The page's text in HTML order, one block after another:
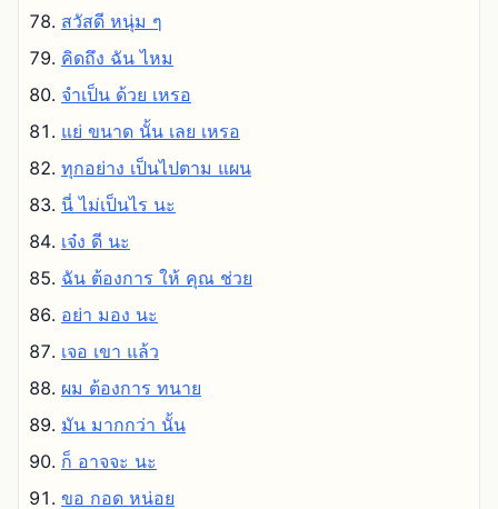
สวัสดี หนุ่ม ๆ
คิดถึง ฉัน ไหม
จําเป็น ด้วย เหรอ
แย่ ขนาด นั้น เลย เหรอ
ทุกอย่าง เป็นไปตาม แผน
นี่ ไม่เป็นไร นะ
เจ๋ง ดี นะ
ฉัน ต้องการ ให้ คุณ ช่วย
อย่า มอง นะ
เจอ เขา แล้ว
ผม ต้องการ ทนาย
มัน มากกว่า นั้น
ก็ อาจจะ นะ
ขอ กอด หน่อย